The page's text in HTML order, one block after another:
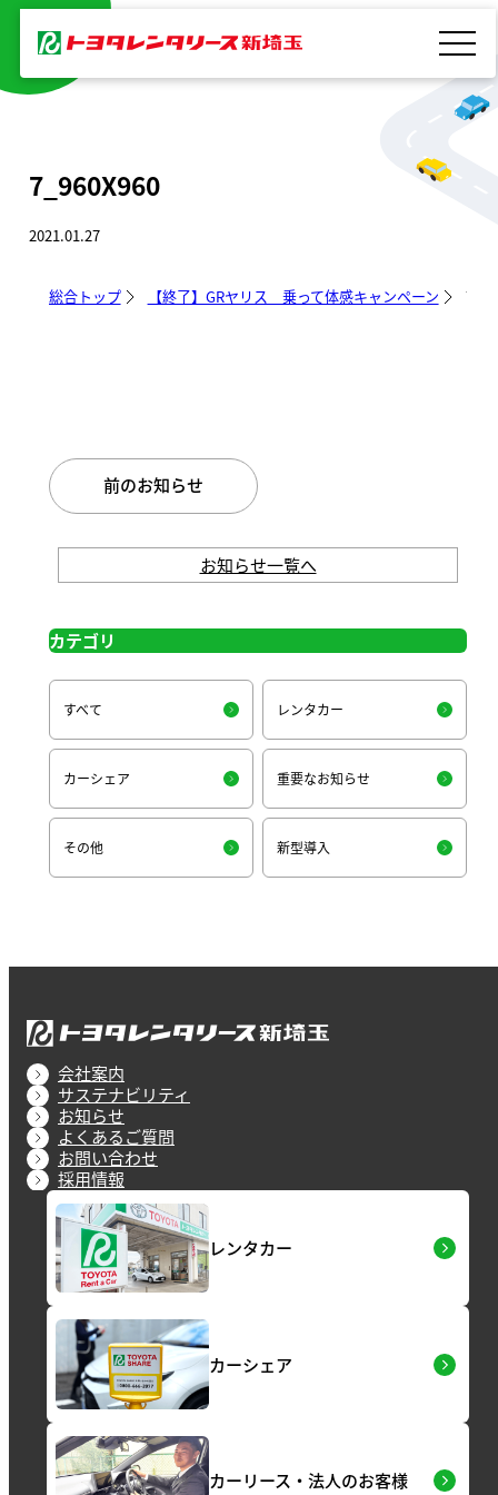
を
7_960X960
2021.01.27
総合トップ 【終了】GRヤリス 乗って体感キャンペーン
前のお知らせ
お知らせ一覧へ
カテゴリ
すべて レンタカー
カーシェア 重要なお知らせ
その他 新型導入
会社案内
サステナビリティ
お知らせ
よくあるご質問
お問い合わせ
採用情報
レンタカー
カーシェア
カーリース・法人のお客様